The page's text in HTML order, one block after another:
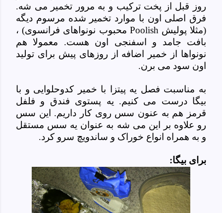
روز قبل از پخت ترکیب و به مرور تخمیر می شه.
فرق اصلی اون با موارد تخمیر شده مرسوم دیگه
(مثلا پولیش Poolish محبوب نونواهای فرانسوی) ،
بافت جامد و اسفنجی اون هست. معمولا هم
نونواها از خمیر اضافه از روزهای پیش برای تولید
اون سود می برن.
به مناسبت فصل یه پیتزا با خمیر کدوحلوایی و با
بیگا درست می کنیم. یه پستوی فندق و فلفل
قرمز هم به عنون سس روی کار داریم. این سس
رو علاوه بر این می شه به عنوان یه سس مستقل
و به همراه انواع خوراک و ساندویچ سرو کرد.
برای بیگا: